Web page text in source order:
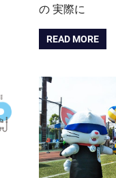
の 実際に
READ MORE